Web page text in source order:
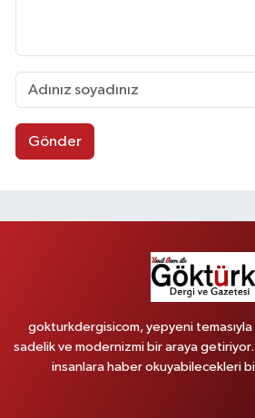
Gönder
gokturkdergisicom, yepyeni
sadelik ve modernizmi bir araya getiriyor.
insanlara haber okuyabilecekleri